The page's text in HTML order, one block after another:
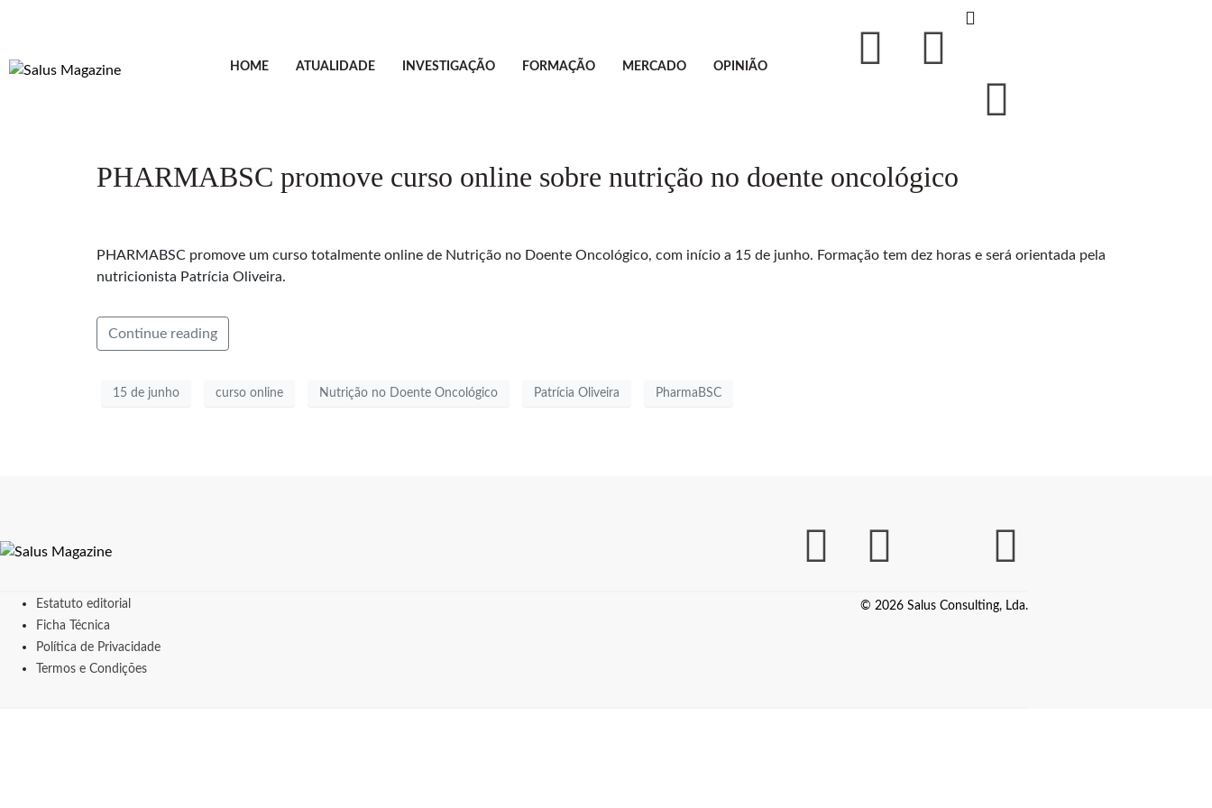
HOME ATUALIDADE INVESTIGAÇÃO FORMAÇÃO MERCADO OPINIÃO
PHARMABSC promove curso online sobre nutrição no doente oncológico
PHARMABSC promove um curso totalmente online de Nutrição no Doente Oncológico, com início a 15 de junho. Formação tem dez horas e será orientada pela
nutricionista Patrícia Oliveira.
Continue reading
15 de junho curso online Nutrição no Doente Oncológico Patrícia Oliveira PharmaBSC
Estatuto editorial
Ficha Técnica
Política de Privacidade
Termos e Condições
© 2026 Salus Consulting, Lda.